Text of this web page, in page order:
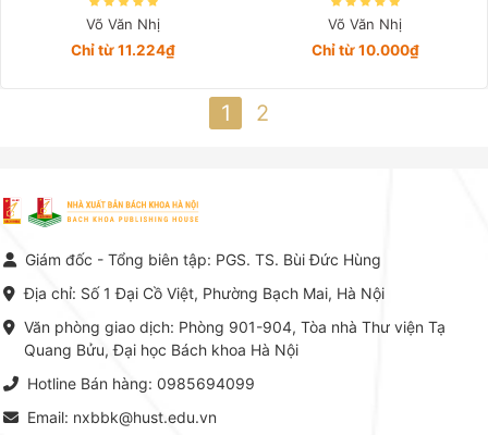
Võ Văn Nhị
Chỉ từ 11.224₫
Võ Văn Nhị
Chỉ từ 10.000₫
1 2
Giám đốc - Tổng biên tập: PGS. TS. Bùi Đức Hùng
Địa chỉ: Số 1 Đại Cồ Việt, Phường Bạch Mai, Hà Nội
Văn phòng giao dịch: Phòng 901-904, Tòa nhà Thư viện Tạ
Quang Bửu, Đại học Bách khoa Hà Nội
Hotline Bán hàng: 0985694099
Email: nxbbk@hust.edu.vn